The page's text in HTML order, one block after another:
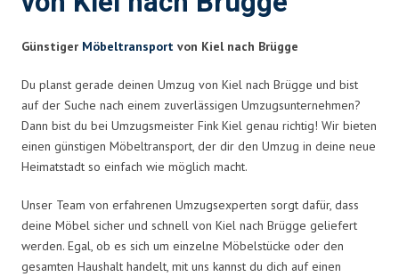
Günstiger Möbeltransport von Kiel nach Brügge
Du planst gerade deinen Umzug von Kiel nach Brügge und bist
auf der Suche nach einem zuverlässigen Umzugsunternehmen?
Dann bist du bei Umzugsmeister Fink Kiel genau richtig! Wir bieten
einen günstigen Möbeltransport, der dir den Umzug in deine neue
Heimatstadt so einfach wie möglich macht.
Unser Team von erfahrenen Umzugsexperten sorgt dafür, dass
deine Möbel sicher und schnell von Kiel nach Brügge geliefert
werden. Egal, ob es sich um einzelne Möbelstücke oder den
gesamten Haushalt handelt, mit uns kannst du dich auf einen